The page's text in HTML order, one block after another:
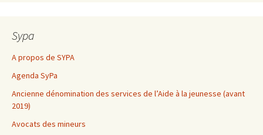
Sypa
A propos de SYPA
Agenda SyPa
Ancienne dénomination des services de l’Aide à la jeunesse (avant
2019)
Avocats des mineurs